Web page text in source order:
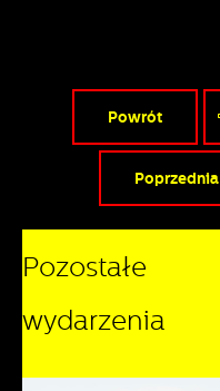
Powrót
Poprzednia
Pozostałe
wydarzenia